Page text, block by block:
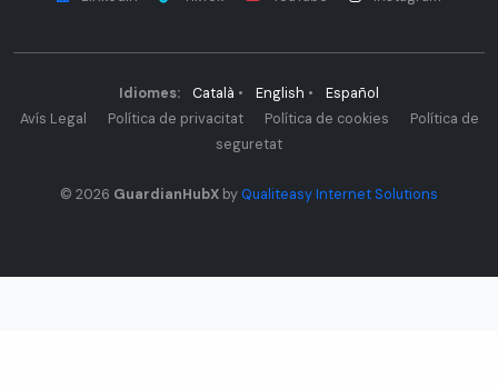
Idiomes: Català • English •
Español
Avís Legal
Política de privacitat Política de cookies
Política de
seguretat
© 2026 GuardianHubX by Qualiteasy Internet Solutions